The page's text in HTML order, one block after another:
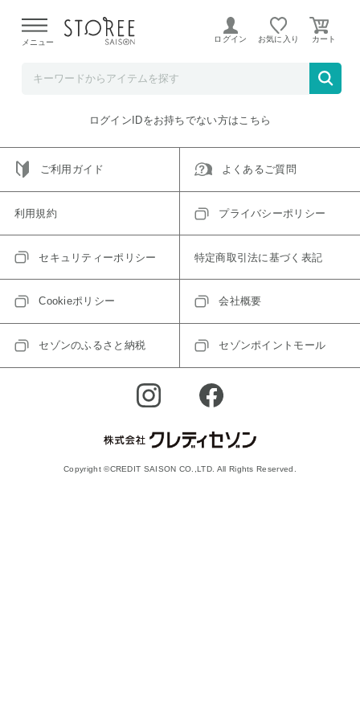
よる配送遅延が発生しております。
メニュー ログイン お気に入り
ご指定のアイテムは取り扱い終了、またはただいま取り扱い
トップへ戻る
ログインIDをお持ちでない方はこちら
ご利用ガイド よくあるご質問
利用規約 プライバシーポリシー
セキュリティーポリシー 特定商取引法に基づく表記
Cookieポリシー 会社概要
セゾンのふるさと納税 セゾンポイントモール
Copyright ©CREDIT SAISON CO.,LTD. All Rights Reserved.